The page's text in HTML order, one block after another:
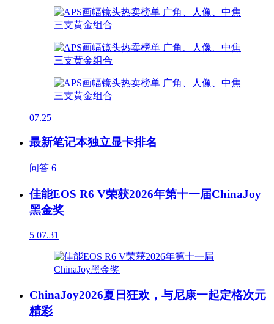
07.25
最新笔记本独立显卡排名
问答 6
佳能EOS R6 V荣获2026年第十一届ChinaJoy
黑金奖
5 07.31
ChinaJoy2026夏日狂欢，与尼康一起定格次元
精彩